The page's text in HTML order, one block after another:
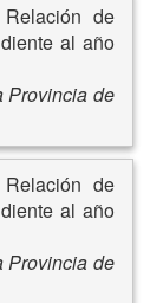
de
al año
Provincia de
de
al año
Provincia de